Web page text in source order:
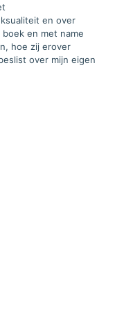
en over
en met name
hoe zij erover
over mijn eigen